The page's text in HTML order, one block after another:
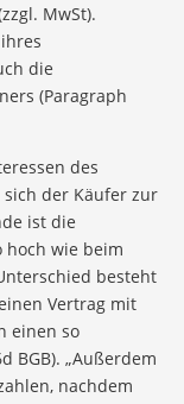
MwSt).
die
(Paragraph
des
der Käufer zur
ist die
hoch wie beim
besteht
Vertrag mit
einen so
BGB). „Außerdem
nachdem